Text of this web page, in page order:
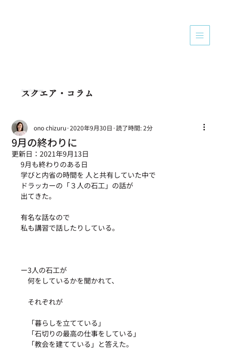
Square's Column
スクエア・コラム
9月の終わりに
ono chizuru 2020年9月30日 読了時間: 2分
更新日： 2021年9月13日
9月も終わりのある日
学びと内省の時間を 人と共有していた中で
ドラッカーの「３人の石工」の話が
出てきた。
有名な話なので
私も講習で話したりしている。
ー3人の石工が
何をしているかを聞かれて、
それぞれが
「暮らしを立てている」
「石切りの最高の仕事をしている」
「教会を建てている」と答えた。